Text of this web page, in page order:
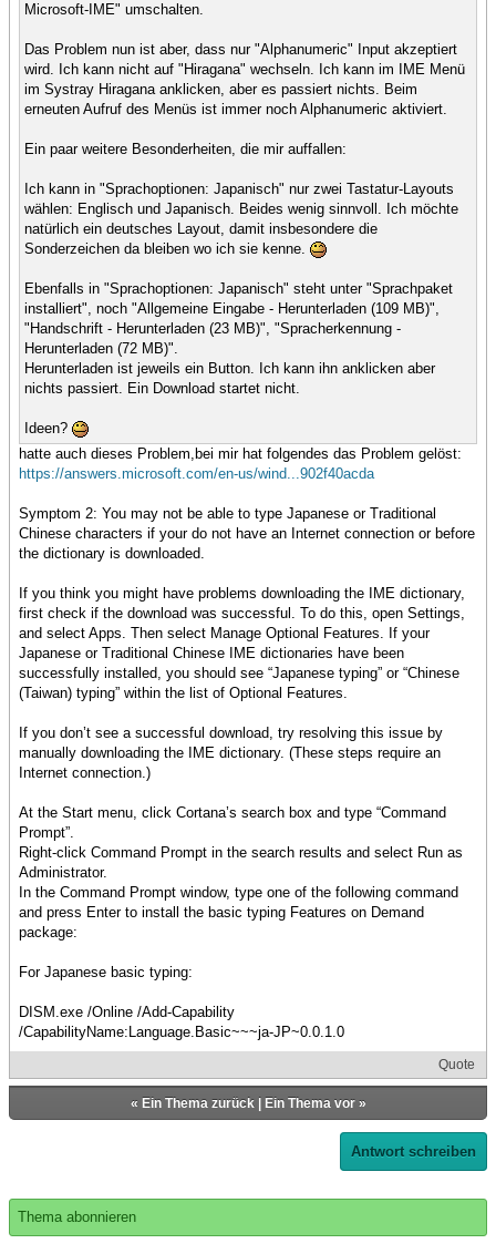
Microsoft-IME" umschalten.
Das Problem nun ist aber, dass nur "Alphanumeric" Input akzeptiert
wird. Ich kann nicht auf "Hiragana" wechseln. Ich kann im IME Menü
im Systray Hiragana anklicken, aber es passiert nichts. Beim
erneuten Aufruf des Menüs ist immer noch Alphanumeric aktiviert.
Ein paar weitere Besonderheiten, die mir auffallen:
Ich kann in "Sprachoptionen: Japanisch" nur zwei Tastatur-Layouts
wählen: Englisch und Japanisch. Beides wenig sinnvoll. Ich möchte
natürlich ein deutsches Layout, damit insbesondere die
Sonderzeichen da bleiben wo ich sie kenne.
Ebenfalls in "Sprachoptionen: Japanisch" steht unter "Sprachpaket
installiert", noch "Allgemeine Eingabe - Herunterladen (109 MB)",
"Handschrift - Herunterladen (23 MB)", "Spracherkennung -
Herunterladen (72 MB)".
Herunterladen ist jeweils ein Button. Ich kann ihn anklicken aber
nichts passiert. Ein Download startet nicht.
Ideen?
hatte auch dieses Problem,bei mir hat folgendes das Problem gelöst:
https://answers.microsoft.com/en-us/wind...902f40acda
Symptom 2: You may not be able to type Japanese or Traditional
Chinese characters if your do not have an Internet connection or before
the dictionary is downloaded.
If you think you might have problems downloading the IME dictionary,
first check if the download was successful. To do this, open Settings,
and select Apps. Then select Manage Optional Features. If your
Japanese or Traditional Chinese IME dictionaries have been
successfully installed, you should see “Japanese typing” or “Chinese
(Taiwan) typing” within the list of Optional Features.
If you don’t see a successful download, try resolving this issue by
manually downloading the IME dictionary. (These steps require an
Internet connection.)
At the Start menu, click Cortana’s search box and type “Command
Prompt”.
Right-click Command Prompt in the search results and select Run as
Administrator.
In the Command Prompt window, type one of the following command
and press Enter to install the basic typing Features on Demand
package:
For Japanese basic typing:
DISM.exe /Online /Add-Capability
/CapabilityName:Language.Basic~~~ja-JP~0.0.1.0
Quote
« Ein Thema zurück| Ein Thema vor»
Antwort schreiben
Thema abonnieren